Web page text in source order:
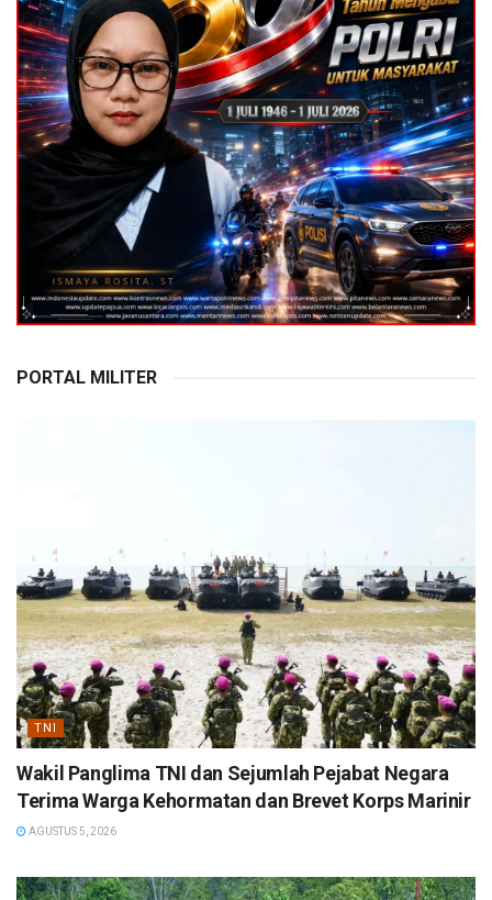
PORTAL MILITER
TNI
Wakil Panglima TNI dan Sejumlah Pejabat Negara
Terima Warga Kehormatan dan Brevet Korps Marinir
AGUSTUS 5, 2026